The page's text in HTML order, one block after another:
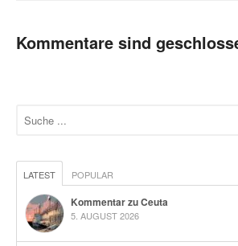
Kommentare sind
LATEST POPULAR
Kommentar zu Ceuta
5. AUGUST 2026